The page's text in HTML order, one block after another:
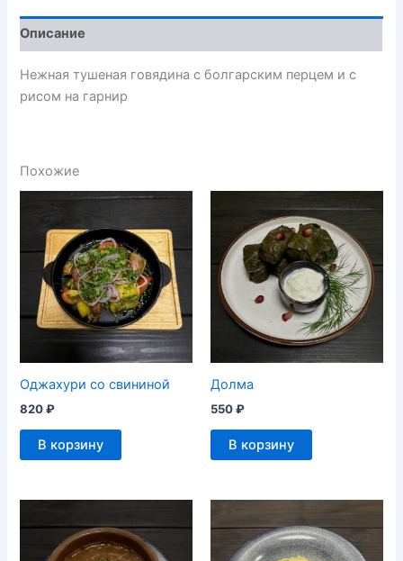
Описание
Нежная тушеная говядина с болгарским перцем и с
рисом на гарнир
Похожие
Оджахури со свининой
820₽
В корзину
Долма
550₽
В корзину